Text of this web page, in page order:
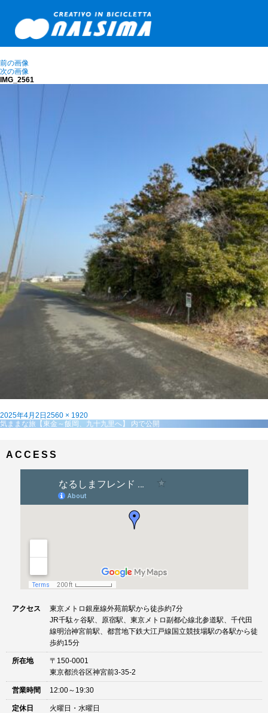
前の画像
次の画像
IMG_2561
投
稿
2025年4月2日 フ
ル
2560 × 1920
投
ゲ
気ままな旅【東金～飯岡、九十九里へ】 内で公開
ACCESS
アクセス
東京メトロ銀座線外苑前駅から徒歩約7分
JR千駄ヶ谷駅、原宿駅、東京メトロ副都心線北参道駅、千代田
線明治神宮前駅、都営地下鉄大江戸線国立競技場駅の各駅から徒
歩約15分
所在地
〒150-0001
東京都渋谷区神宮前3-35-2
営業時間 12:00～19:30
定休日 火曜日・水曜日